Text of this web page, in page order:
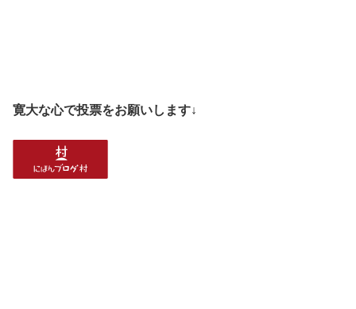
寛大な心で投票をお願いします↓